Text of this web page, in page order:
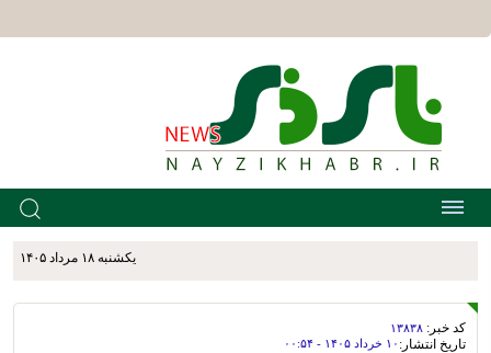
يکشنبه ۱۸ مرداد ۱۴۰۵
کد خبر: ۱۳۸۳۸
تاریخ انتشار: ۱۰ خرداد ۱۴۰۵ - ۰۰:۵۴